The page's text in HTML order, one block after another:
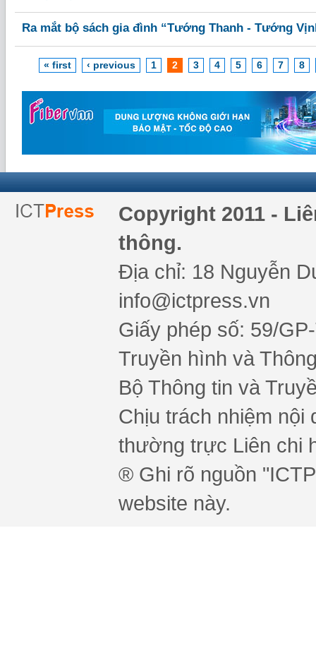
Ra mắt bộ sách gia đình “Tướng Thanh - Tướng
« first ‹ previous 1 2 3 4 5 6 7 8
Copyright 2011 -
thông.
Địa chỉ: 18 Nguyễn
info@ictpress.vn
Giấy phép số: 59/
Truyền hình và
Bộ Thông tin và
Chịu trách nhiệm nội
thường trực Liên chi
® Ghi rõ nguồn
website này.